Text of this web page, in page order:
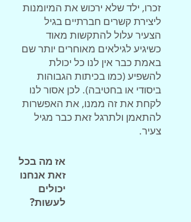
זכרו, ילד שלא ירכוש את המיומנות
ליצירת קשרים חברתיים בגיל
הצעיר עלול להתקשות מאוד
כשיגיע לגילאים מאוחרים יותר שם
באמת כבר אין לנו כל יכולת
להשפיע (כמו בכיתות הגבוהות
ביסודי או בחטיבה). לכן אסור לנו
לקחת את זה ממנו, את האפשרות
להתאמן ולתרגל זאת כבר מגיל
צעיר.
אז מה בכל
זאת אנחנו
יכולים
לעשות?